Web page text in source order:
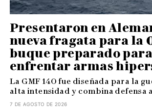
Presentaron en
nueva fragata para la
buque preparado para
enfrentar armas
La GMF 140 fue diseñada para la
alta intensidad y combina defensa
7 DE AGOSTO DE 2026